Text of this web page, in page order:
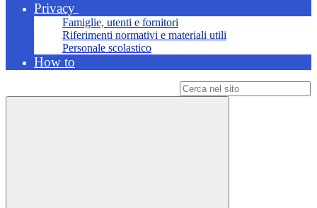
Privacy
Famiglie, utenti e fornitori
Riferimenti normativi e materiali utili
Personale scolastico
How to